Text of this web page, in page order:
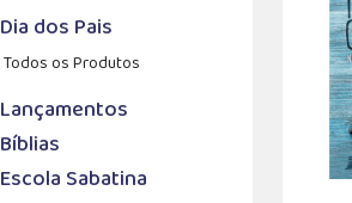
Dia dos Pais
Todos os Produtos
Lançamentos
Bíblias
Escola Sabatina